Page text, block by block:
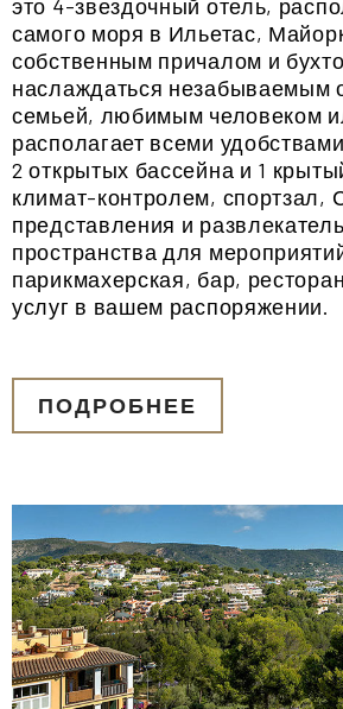
это 4-звездочный отель,
самого моря в Ильетас,
собственным причалом и
наслаждаться незабываемым
семьей, любимым человеком
располагает всеми
2 открытых бассейна и 1
климат-контролем, спортзал,
представления и
пространства для
парикмахерская, бар,
услуг в вашем распоряжении.
ПОДРОБНЕЕ